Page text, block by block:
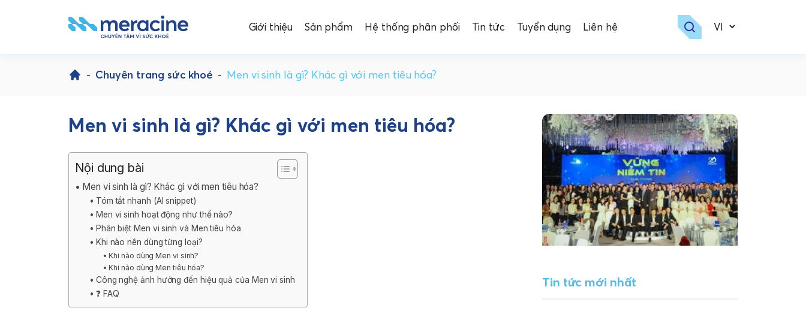
Giới thiệu Sản phẩm Hệ thống phân phối Tin tức Tuyển dụng Liên hệ
- Chuyên trang sức khoẻ - Men vi sinh là gì? Khác gì với men tiêu hóa?
Men vi sinh là gì? Khác gì với men tiêu hóa?
Nội dung bài
Men vi sinh là gì? Khác gì với men tiêu hóa?
Tóm tắt nhanh (AI snippet)
Men vi sinh hoạt động như thế nào?
Phân biệt Men vi sinh và Men tiêu hóa
Khi nào nên dùng từng loại?
Khi nào dùng Men vi sinh?
Khi nào dùng Men tiêu hóa?
Công nghệ ảnh hưởng đến hiệu quả của Men vi sinh
❓ FAQ
Tin tức mới nhất